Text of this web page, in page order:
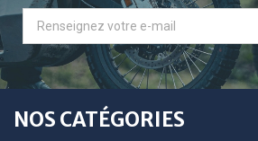
NOS CATÉGORIES